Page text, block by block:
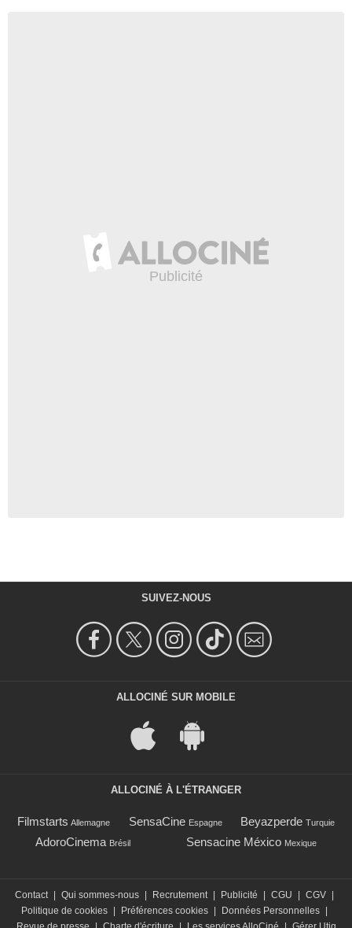
SUIVEZ-NOUS
ALLOCINÉ SUR MOBILE
ALLOCINÉ À L'ÉTRANGER
Filmstarts Allemagne SensaCine Espagne Beyazperde Turquie
AdoroCinema Brésil Sensacine México Mexique
Contact | Qui sommes-nous | Recrutement | Publicité | CGU | CGV |
Politique de cookies | Préférences cookies | Données Personnelles |